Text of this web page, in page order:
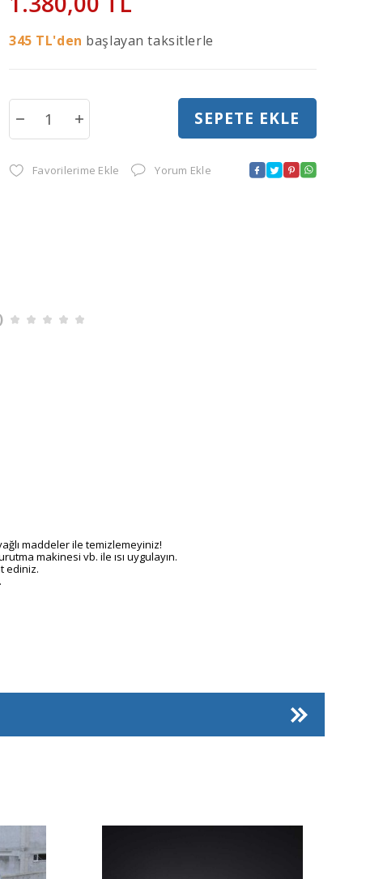
345 TL'den başlayan taksitlerle
SEPETE EKLE
Favorilerime Ekle Yorum Ekle
maddeler ile temizlemeyiniz!
makinesi vb. ile ısı uygulayın.
ediniz.